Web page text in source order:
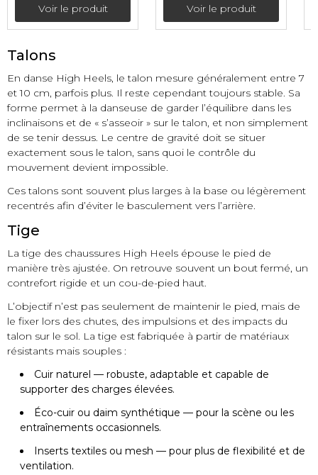
Voir le produit Voir le produit
Talons
En danse High Heels, le talon mesure généralement entre 7
et 10 cm, parfois plus. Il reste cependant toujours stable. Sa
forme permet à la danseuse de garder l’équilibre dans les
inclinaisons et de « s’asseoir » sur le talon, et non simplement
de se tenir dessus. Le centre de gravité doit se situer
exactement sous le talon, sans quoi le contrôle du
mouvement devient impossible.
Ces talons sont souvent plus larges à la base ou légèrement
recentrés afin d’éviter le basculement vers l’arrière.
Tige
La tige des chaussures High Heels épouse le pied de
manière très ajustée. On retrouve souvent un bout fermé, un
contrefort rigide et un cou-de-pied haut.
L’objectif n’est pas seulement de maintenir le pied, mais de
le fixer lors des chutes, des impulsions et des impacts du
talon sur le sol. La tige est fabriquée à partir de matériaux
résistants mais souples :
Cuir naturel — robuste, adaptable et capable de
supporter des charges élevées.
Éco-cuir ou daim synthétique — pour la scène ou les
entraînements occasionnels.
Inserts textiles ou mesh — pour plus de flexibilité et de
ventilation.